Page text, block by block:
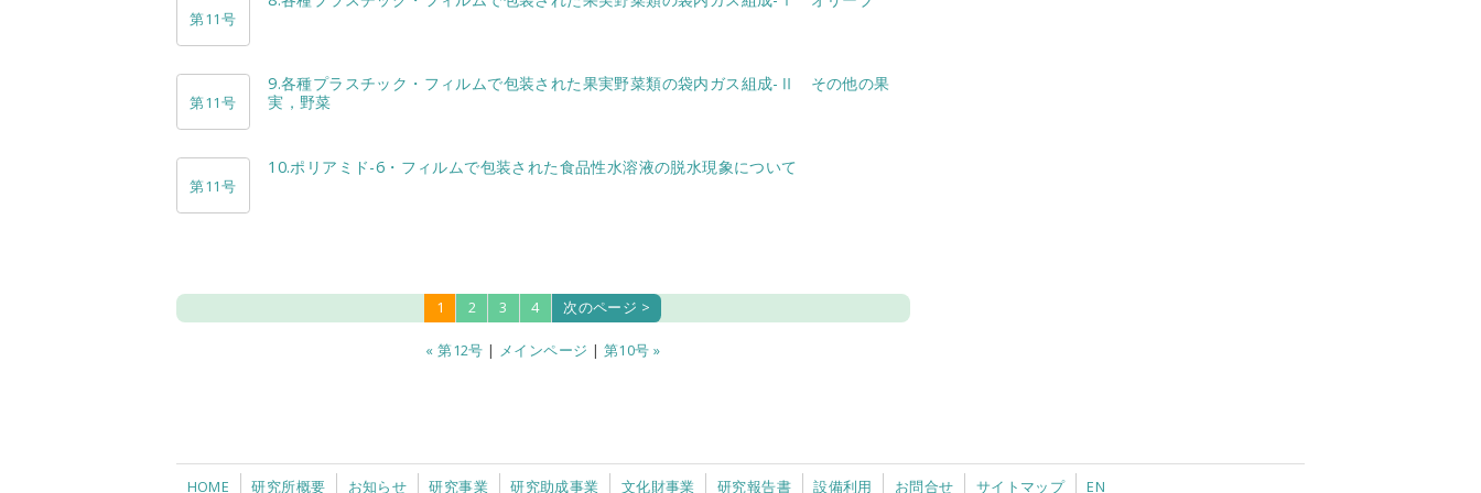
第11号
第11号
9.各種プラスチック・フィルムで包装された果実野菜類の袋内ガス組成-Ⅱ その他の果
実，野菜
第11号
10.ポリアミド-6・フィルムで包装された食品性水溶液の脱水現象について
1 2 3 4 次のページ >
« 第12号 | メインページ | 第10号 »
HOME 研究所概要 お知らせ 研究事業 研究助成事業 文化財事業 研究報告書 設備利用 お問合せ サイトマップ EN